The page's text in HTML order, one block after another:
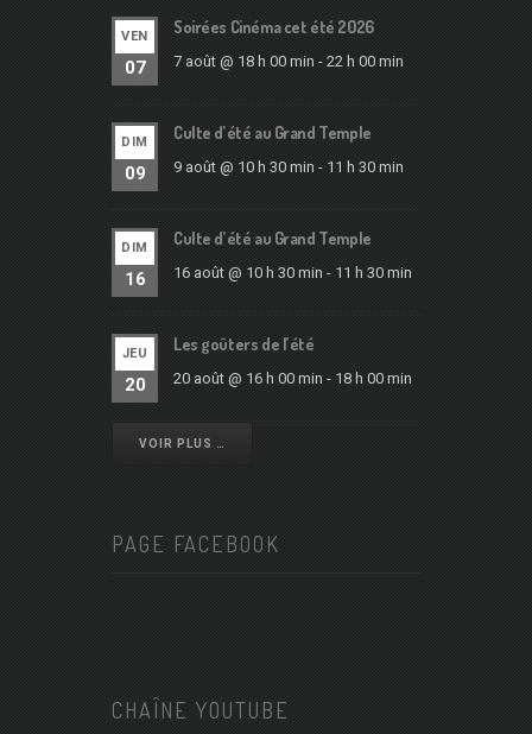
VEN
07
Soirées Cinéma cet été 2026
7 août @ 18 h 00 min - 22 h 00 min
DIM
09
Culte d’été au Grand Temple
9 août @ 10 h 30 min - 11 h 30 min
DIM
16
Culte d’été au Grand Temple
16 août @ 10 h 30 min - 11 h 30 min
JEU
20
Les goûters de l’été
20 août @ 16 h 00 min - 18 h 00 min
VOIR PLUS …
PAGE FACEBOOK
CHAÎNE YOUTUBE